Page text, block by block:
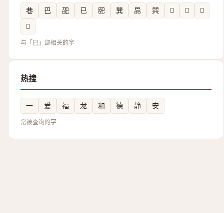
巷 巴 巶 巳 巸 巽 巼 巺 𢁈 𢁀
𢁑
𢁆
与「巳」部相关的字
热搜
一 爱 福 龙 和 德 静 安
常被查询的字